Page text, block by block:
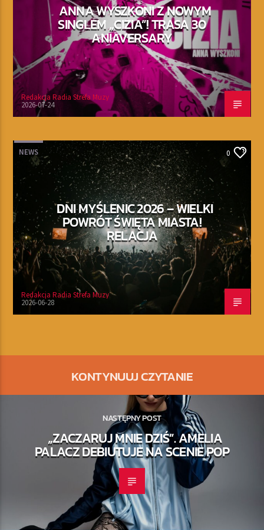
ANNA WYSZKONI Z NOWYM
SINGLEM „CIZIA”! TRASA 30
ANIAVERSARY
Redakcja Radia Strefa Muzy
2026-07-24
NEWS 0
DNI MYŚLENIC 2026 – WIELKI
POWRÓT ŚWIĘTA MIASTA!
RELACJA
Redakcja Radia Strefa Muzy
2026-06-28
KONTYNUUJ CZYTANIE
NASTĘPNY POST
„ZACZARUJ MNIE DZIŚ”. AMELIA
PALACZ DEBIUTUJE NA SCENIE POP